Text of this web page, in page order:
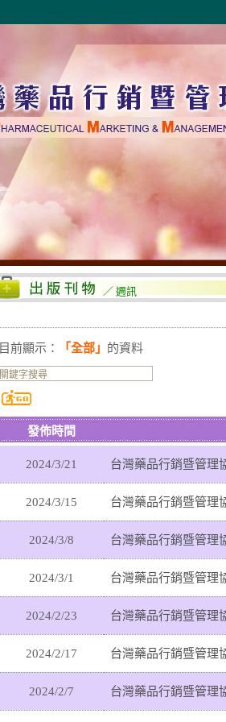
／ 週訊
目前顯示： 「全部」 的資料
發佈時間
2024/3/21 台灣藥品行銷暨管理
2024/3/15 台灣藥品行銷暨管理
2024/3/8 台灣藥品行銷暨管理
2024/3/1 台灣藥品行銷暨管理
2024/2/23 台灣藥品行銷暨管理
2024/2/17 台灣藥品行銷暨管理
2024/2/7 台灣藥品行銷暨管理